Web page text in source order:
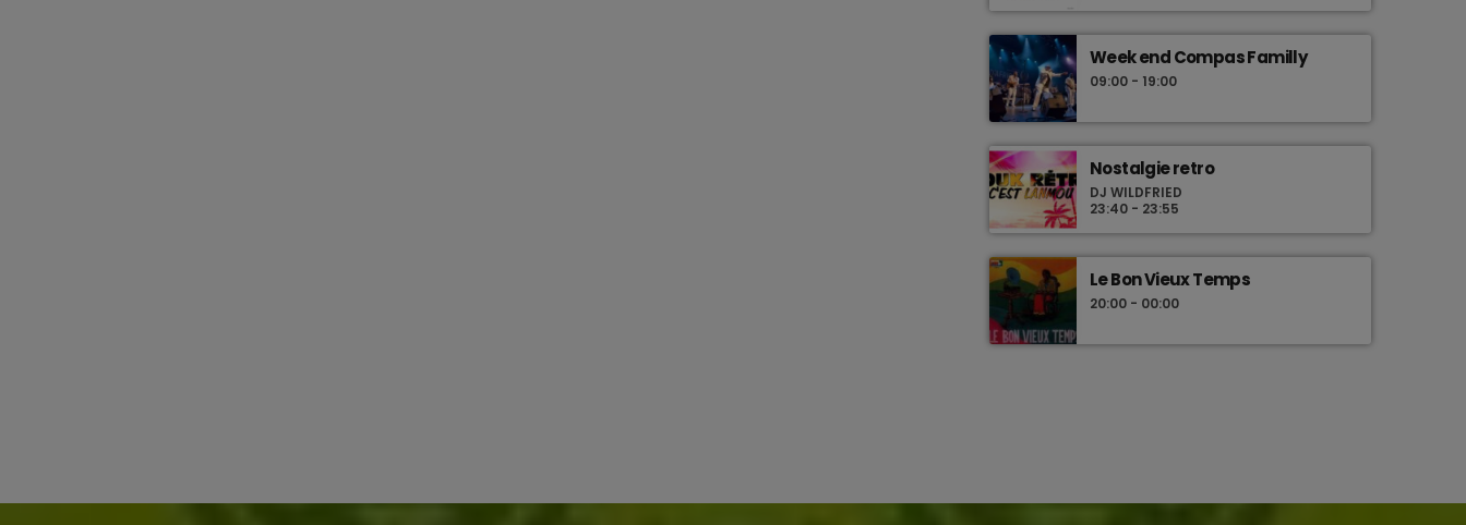
Week end Compas Familly
09:00 - 19:00
Nostalgie retro
DJ WILDFRIED
23:40 - 23:55
Le Bon Vieux Temps
20:00 - 00:00